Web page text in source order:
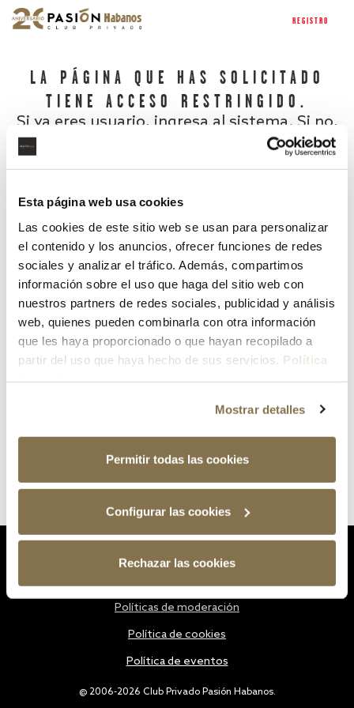
Esta página web usa cookies
Las cookies de este sitio web se usan para personalizar
el contenido y los anuncios, ofrecer funciones de redes
sociales y analizar el tráfico. Además, compartimos
información sobre el uso que haga del sitio web con
nuestros partners de redes sociales, publicidad y análisis
web, quienes pueden combinarla con otra información
que les haya proporcionado o que hayan recopilado a
partir del uso que haya hecho de sus servicios. Política
Mostrar detalles
Permitir todas las cookies
Configurar las cookies
Rechazar las cookies
REGISTRO
LA PÁGINA QUE HAS SOLICITADO
TIENE ACCESO RESTRINGIDO.
Si ya eres usuario, ingresa al sistema. Si no,
¿Has olvidado tu contraseña?
@ 2006-2026 Club Privado Pasión Habanos.
Políticas de moderación
Política de cookies
Política de eventos